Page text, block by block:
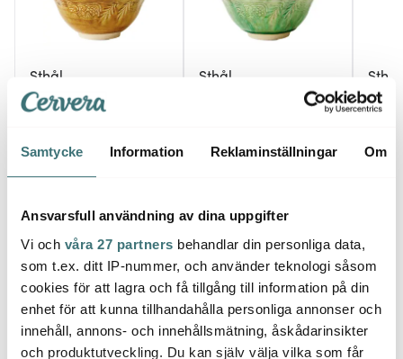
Samtycke Information Reklaminställningar Om
Ansvarsfull användning av dina uppgifter
Vi och våra 27 partners behandlar din personliga data,
som t.ex. ditt IP-nummer, och använder teknologi såsom
cookies för att lagra och få tillgång till information på din
enhet för att kunna tillhandahålla personliga annonser och
innehåll, annons- och innehållsmätning, åskådarinsikter
och produktutveckling. Du kan själv välja vilka som får
Sthål
Arabesque soppskål 50
cl Pineapple
429 kr
Sthål
Arabesque soppskål 50
429 kr
Sthål
cl
429
Låt dig inspireras av våra kunder